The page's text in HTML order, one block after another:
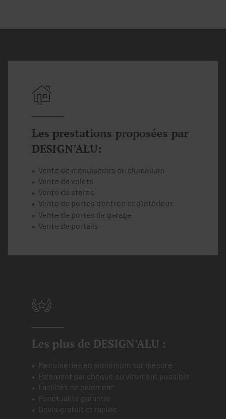
Les prestations proposées par
DESIGN’ALU:
Vente de menuiseries en aluminium
Vente de volets
Vente de stores
Vente de portes d’entrée et d’intérieur
Vente de portes de garage
Vente de portails
Les plus de DESIGN’ALU :
Menuiseries en aluminium sur mesure
Paiement par chèque ou virement possible
Facilités de paiement
Ponctualité garantie
Devis gratuit et rapide